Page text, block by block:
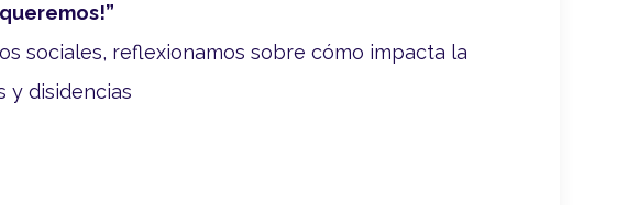
sociales, reflexionamos sobre cómo impacta la
y disidencias